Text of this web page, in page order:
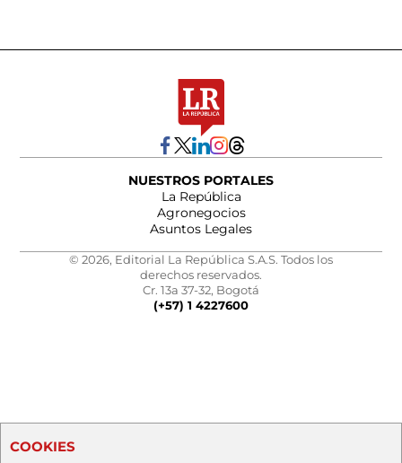
NUESTROS PORTALES
La República
Agronegocios
Asuntos Legales
© 2026, Editorial La República S.A.S. Todos los
derechos reservados.
Cr. 13a 37-32, Bogotá
(+57) 1 4227600
COOKIES